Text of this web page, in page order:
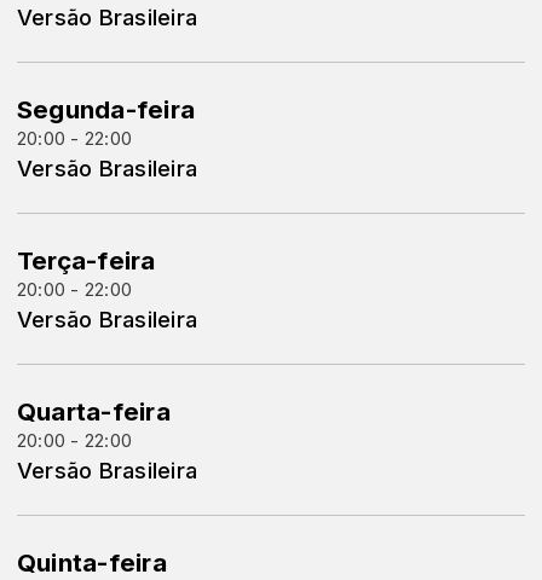
Versão Brasileira
Segunda-feira
20:00 - 22:00
Versão Brasileira
Terça-feira
20:00 - 22:00
Versão Brasileira
Quarta-feira
20:00 - 22:00
Versão Brasileira
Quinta-feira